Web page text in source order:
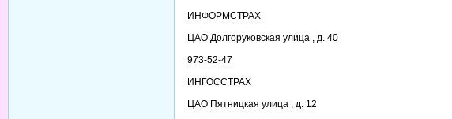
ИНФОРМСТРАХ
ЦАО Долгоруковская улица , д. 40
973-52-47
ИНГОССТРАХ
ЦАО Пятницкая улица , д. 12